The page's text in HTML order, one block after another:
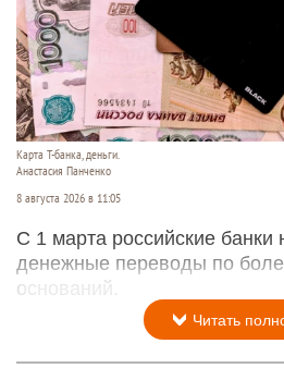
Карта Т-банка, деньги.
Анастасия Панченко
8 августа 2026 в 11:05
С 1 марта российские банки
денежные переводы по
оснований.
Читать